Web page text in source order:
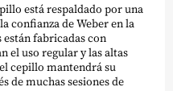
está respaldado por una
confianza de Weber en la
fabricadas con
el uso regular y las altas
cepillo mantendrá su
de muchas sesiones de